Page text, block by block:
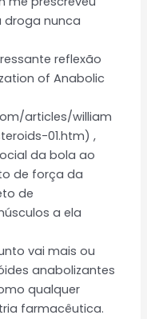
droga nunca
reflexão
of Anabolic
articles/william
01.htm) ,
da bola ao
de força da
de
a ela
vai mais ou
anabolizantes
qualquer
farmacêutica.